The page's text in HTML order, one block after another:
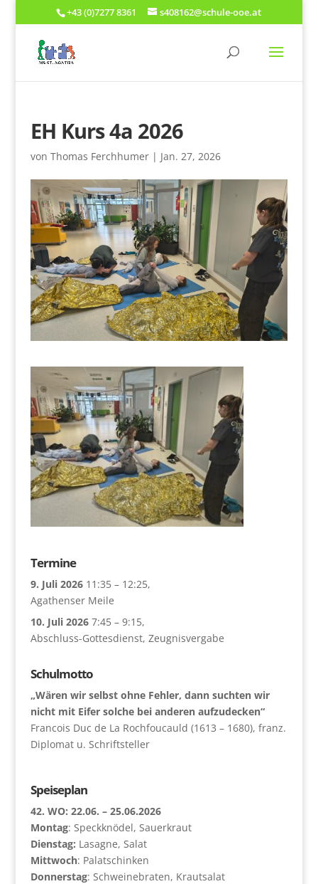
+43 (0)7277 8361 s408162@schule-ooe.at
EH Kurs 4a 2026
von Thomas Ferchhumer| Jan. 27, 2026
Termine
9. Juli 2026 11:35 – 12:25,
Agathenser Meile
10. Juli 2026 7:45 – 9:15,
Abschluss-Gottesdienst, Zeugnisvergabe
Schulmotto
„Wären wir selbst ohne Fehler, dann suchten wir
nicht mit Eifer solche bei anderen aufzudecken“
Francois Duc de La Rochfoucauld (1613 – 1680), franz.
Diplomat u. Schriftsteller
Speiseplan
42. WO: 22.06. – 25.06.2026
Montag: Speckknödel, Sauerkraut
Dienstag: Lasagne, Salat
Mittwoch: Palatschinken
Donnerstag: Schweinebraten, Krautsalat